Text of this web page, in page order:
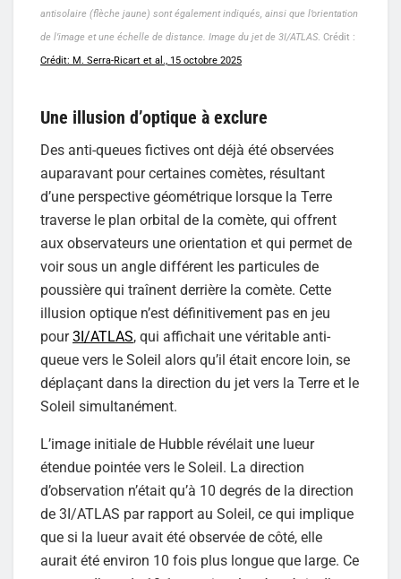
antisolaire (flèche jaune) sont également indiqués, ainsi que l’orientation
de l’image et une échelle de distance. Image du jet de 3I/ATLAS. Crédit :
Crédit: M. Serra-Ricart et al., 15 octobre 2025
Une illusion d’optique à exclure
Des anti-queues fictives ont déjà été observées
auparavant pour certaines comètes, résultant
d’une perspective géométrique lorsque la Terre
traverse le plan orbital de la comète, qui offrent
aux observateurs une orientation et qui permet de
voir sous un angle différent les particules de
poussière qui traînent derrière la comète. Cette
illusion optique n’est définitivement pas en jeu
pour3I/ATLAS, qui affichait une véritable anti-
queue vers le Soleil alors qu’il était encore loin, se
déplaçant dans la direction du jet vers la Terre et le
Soleil simultanément.
L’image initiale de Hubble révélait une lueur
étendue pointée vers le Soleil. La direction
d’observation n’était qu’à 10 degrés de la direction
de 3I/ATLAS par rapport au Soleil, ce qui implique
que si la lueur avait été observée de côté, elle
aurait été environ 10 fois plus longue que large. Ce